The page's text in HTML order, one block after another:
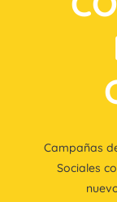
Campañas
Sociales